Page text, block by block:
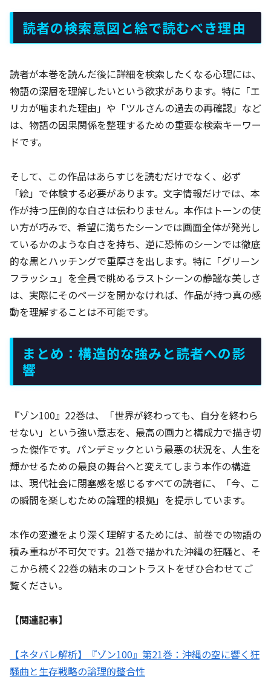
読者の検索意図と絵で読むべき理由
読者が本巻を読んだ後に詳細を検索したくなる心理には、
物語の深層を理解したいという欲求があります。特に「エ
リカが噛まれた理由」や「ツルさんの過去の再確認」など
は、物語の因果関係を整理するための重要な検索キーワー
ドです。
そして、この作品はあらすじを読むだけでなく、必ず
「絵」で体験する必要があります。文字情報だけでは、本
作が持つ圧倒的な白さは伝わりません。本作はトーンの使
い方が巧みで、希望に満ちたシーンでは画面全体が発光し
ているかのような白さを持ち、逆に恐怖のシーンでは徹底
的な黒とハッチングで重厚さを出します。特に「グリーン
フラッシュ」を全員で眺めるラストシーンの静謐な美しさ
は、実際にそのページを開かなければ、作品が持つ真の感
動を理解することは不可能です。
まとめ：構造的な強みと読者への影
響
『ゾン100』22巻は、「世界が終わっても、自分を終わら
せない」という強い意志を、最高の画力と構成力で描き切
った傑作です。パンデミックという最悪の状況を、人生を
輝かせるための最良の舞台へと変えてしまう本作の構造
は、現代社会に閉塞感を感じるすべての読者に、「今、こ
の瞬間を楽しむための論理的根拠」を提示しています。
本作の変遷をより深く理解するためには、前巻での物語の
積み重ねが不可欠です。21巻で描かれた沖縄の狂騒と、そ
こから続く22巻の結末のコントラストをぜひ合わせてご
覧ください。
【関連記事】
【ネタバレ解析】『ゾン100』第21巻：沖縄の空に響く狂
騒曲と生存戦略の論理的整合性